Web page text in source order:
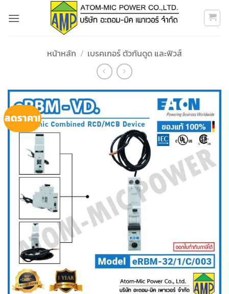
หน้าหลัก / เบรคเกอร์ ตัวกันดูด และฟิวส์
ลดราคา!